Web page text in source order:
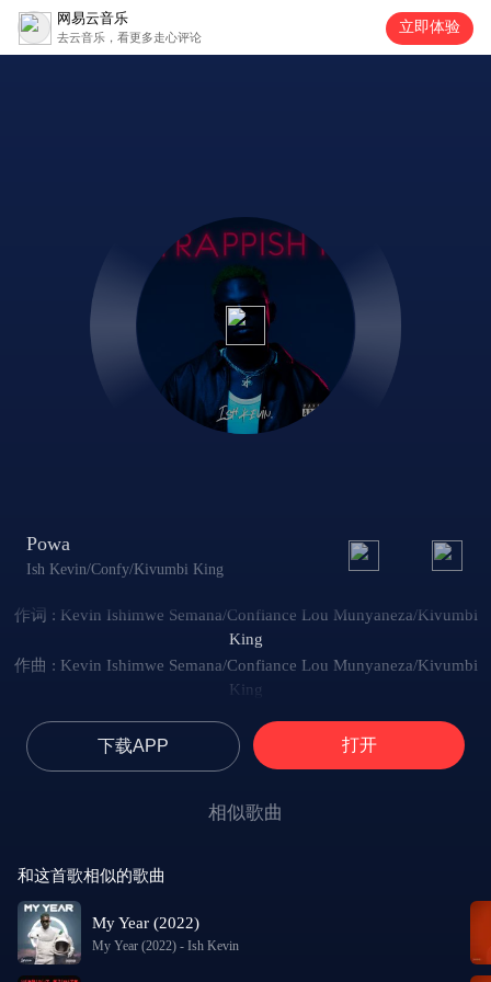
网易云音乐
去云音乐，看更多走心评论
立即体验
Powa
Ish Kevin/Confy/Kivumbi King
作词 : Kevin Ishimwe Semana/Confiance Lou Munyaneza/Kivumbi
King
作曲 : Kevin Ishimwe Semana/Confiance Lou Munyaneza/Kivumbi
King
下载APP 打开
相似歌曲
和这首歌相似的歌曲
My Year (2022)
My Year (2022) - Ish Kevin